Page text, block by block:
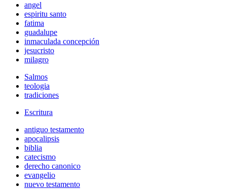
angel
espiritu santo
fatima
guadalupe
inmaculada concepción
jesucristo
milagro
Salmos
teologia
tradiciones
Escritura
antiguo testamento
apocalipsis
biblia
catecismo
derecho canonico
evangelio
nuevo testamento